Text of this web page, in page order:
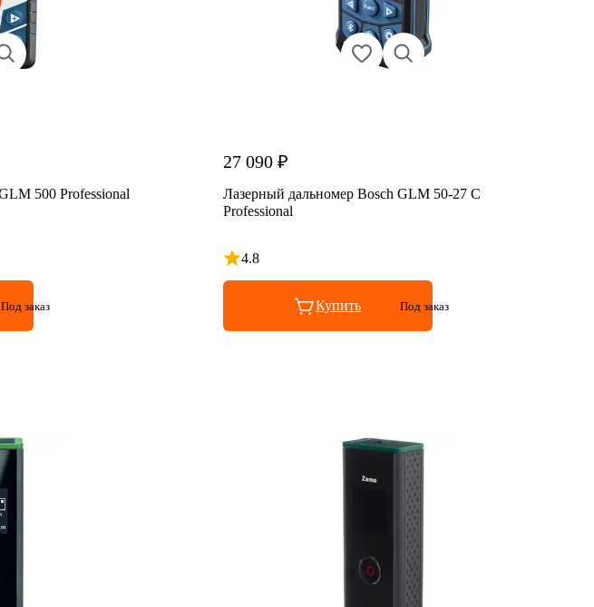
500 Professional
Под заказ
27 090 ₽
Лазерный дальномер Bosch GLM 50-27 C
Professional
4.8
Рейтинг 4.8 из 5
Купить Под заказ